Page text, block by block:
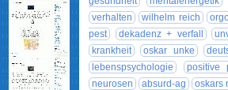
verhalten
wilhelm reich
pest
dekadenz + verfall
krankheit
oskar unke
lebenspsychologie
positive
neurosen
absurd-ag oskars